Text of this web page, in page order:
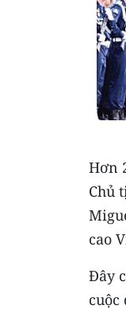
Hơn
Chủ
cao
Đây
cuộc